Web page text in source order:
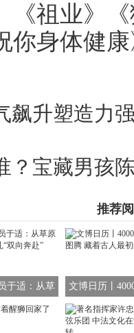
《祖业》
你身体健
飙升塑造力
？宝藏男孩
推荐
于适：从草
扎“双向奔
文博日历丨
龙图腾 藏着古
象